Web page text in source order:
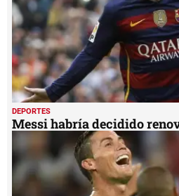
DEPORTES
Messi habría decidido